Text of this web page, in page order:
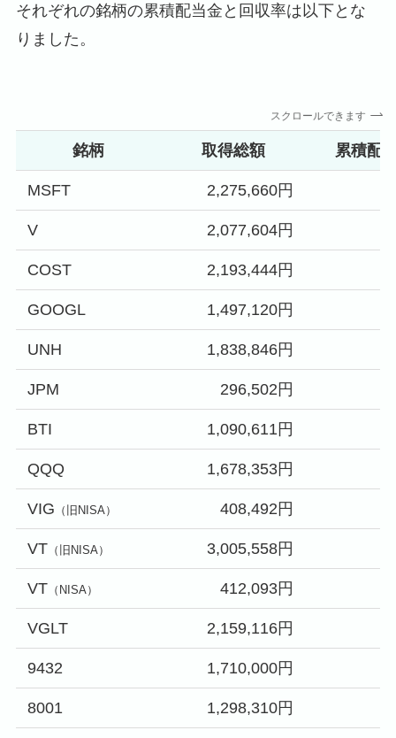
それぞれの銘柄の累積配当金と回収率は以下とな
りました。
スクロールできます
銘柄 取得総額 累積配
MSFT 2,275,660円
V 2,077,604円
COST 2,193,444円
GOOGL 1,497,120円
UNH 1,838,846円
JPM 296,502円
BTI 1,090,611円
QQQ 1,678,353円
VIG （旧NISA） 408,492円
VT （旧NISA） 3,005,558円
VT （NISA） 412,093円
VGLT 2,159,116円
9432 1,710,000円
8001 1,298,310円